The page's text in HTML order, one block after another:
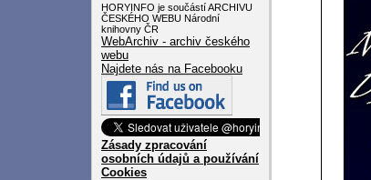
HORYINFO je součástí ARCHIVU
ČESKÉHO WEBU Národní
knihovny ČR
WebArchiv - archiv českého
webu
Najdete nás na Facebooku
Zásady zpracování
osobních údajů a používání
Cookies